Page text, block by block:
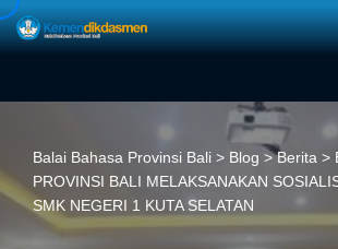
Balai Bahasa Provinsi Bali > Blog >Berita >
PROVINSI BALI MELAKSANAKAN
SMK NEGERI 1 KUTA SELATAN